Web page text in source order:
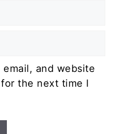
email, and website
the next time I